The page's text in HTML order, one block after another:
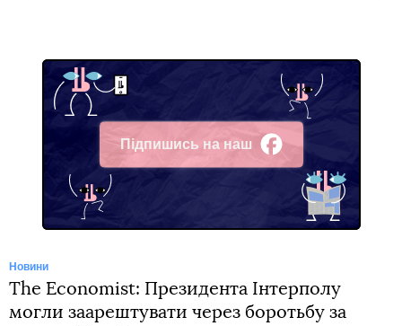
Підпишись на наш
Facebook
Новини
The Economist: Президента Інтерполу
могли заарештувати через боротьбу за